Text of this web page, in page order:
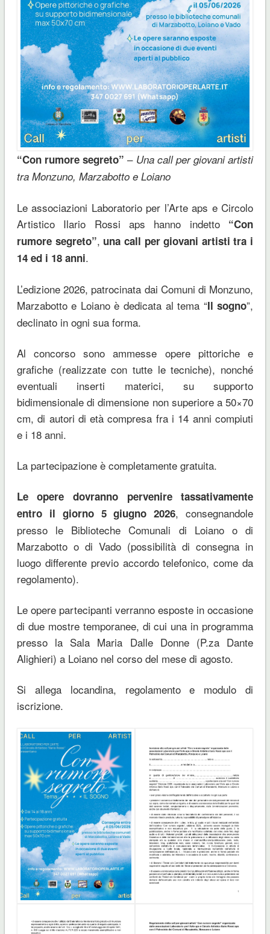
“Con rumore segreto” – Una call per giovani artisti
tra Monzuno, Marzabotto e Loiano
Le associazioni Laboratorio per l’Arte aps e Circolo
Artistico Ilario Rossi aps hanno indetto “Con
rumore segreto”, una call per giovani artisti tra i
14 ed i 18 anni.
L’edizione 2026, patrocinata dai Comuni di Monzuno,
Marzabotto e Loiano è dedicata al tema “Il sogno”,
declinato in ogni sua forma.
Al concorso sono ammesse opere pittoriche e
grafiche (realizzate con tutte le tecniche), nonché
eventuali inserti materici, su supporto
bidimensionale di dimensione non superiore a 50×70
cm, di autori di età compresa fra i 14 anni compiuti
e i 18 anni.
La partecipazione è completamente gratuita.
Le opere dovranno pervenire tassativamente
entro il giorno 5 giugno 2026, consegnandole
presso le Biblioteche Comunali di Loiano o di
Marzabotto o di Vado (possibilità di consegna in
luogo differente previo accordo telefonico, come da
regolamento).
Le opere partecipanti verranno esposte in occasione
di due mostre temporanee, di cui una in programma
presso la Sala Maria Dalle Donne (P.za Dante
Alighieri) a Loiano nel corso del mese di agosto.
Si allega locandina, regolamento e modulo di
iscrizione.